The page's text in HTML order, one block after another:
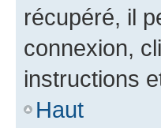
récupéré, il
connexion,
instructions
Haut